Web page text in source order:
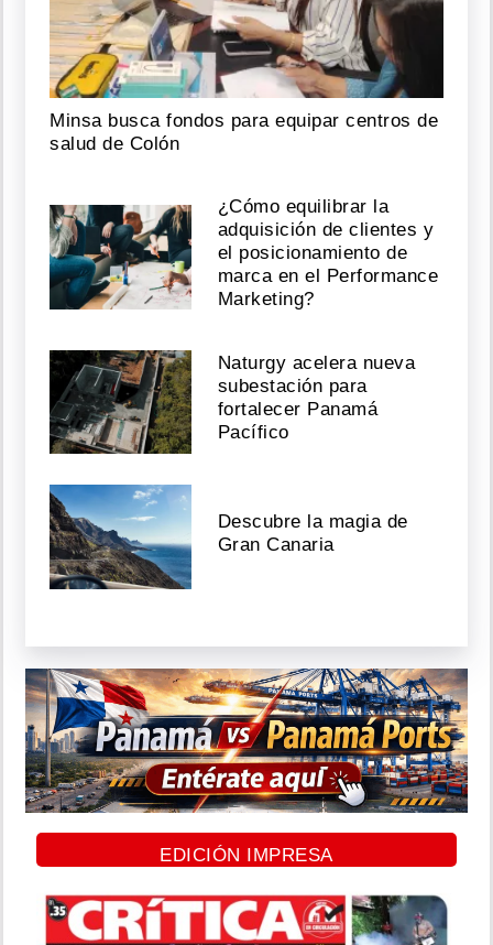
Minsa busca fondos para equipar centros de
salud de Colón
¿Cómo equilibrar la
adquisición de clientes y
el posicionamiento de
marca en el Performance
Marketing?
Naturgy acelera nueva
subestación para
fortalecer Panamá
Pacífico
Descubre la magia de
Gran Canaria
EDICIÓN IMPRESA